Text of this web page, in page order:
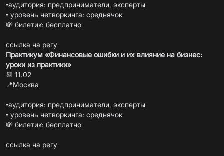
▫️аудитория: предприниматели, эксперты
▫️ уровень нетворкинга: среднячок
💸 билетик: бесплатно
ссылка на регу
Практикум «Финансовые ошибки и их влияние на бизнес:
уроки из практики»
📆 11.02
📍Москва
▫️аудитория: предприниматели, эксперты
▫️ уровень нетворкинга: среднячок
💸 билетик: бесплатно
ссылка на регу